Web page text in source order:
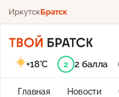
ИркутскБратск
Главная Новости
+18°C 2 2 балла